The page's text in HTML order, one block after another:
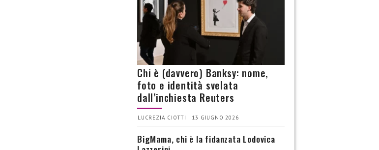
Chi è (davvero) Banksy: nome,
foto e identità svelata
dall’inchiesta Reuters
LUCREZIA CIOTTI | 13 GIUGNO 2026
BigMama, chi è la fidanzata Lodovica